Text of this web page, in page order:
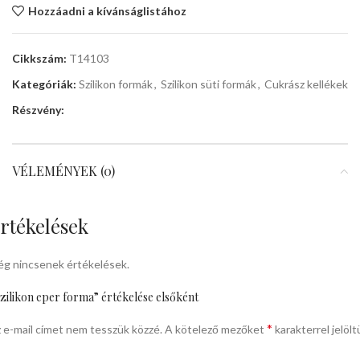
Hozzáadni a kívánságlistához
Cikkszám: T14103
Kategóriák: Szilikon formák, Szilikon süti formák, Cukrász kellékek
Részvény:
VÉLEMÉNYEK (0)
nincsenek értékelések.
eper forma” értékelése elsőként
e-mail címet nem tesszük közzé. A kötelező mezőket * karakterrel